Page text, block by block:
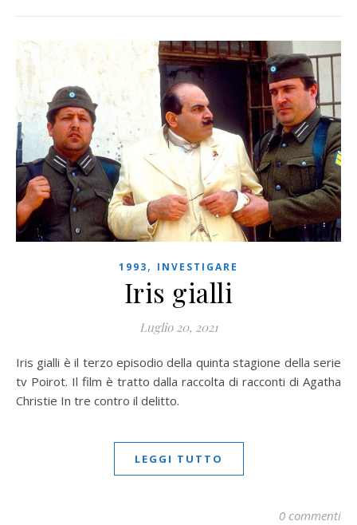
1993, INVESTIGARE
Iris gialli
Luglio 20, 2021
Iris gialli è il terzo episodio della quinta stagione della serie
tv Poirot. Il film è tratto dalla raccolta di racconti di Agatha
Christie In tre contro il delitto.
LEGGI TUTTO
0 commenti